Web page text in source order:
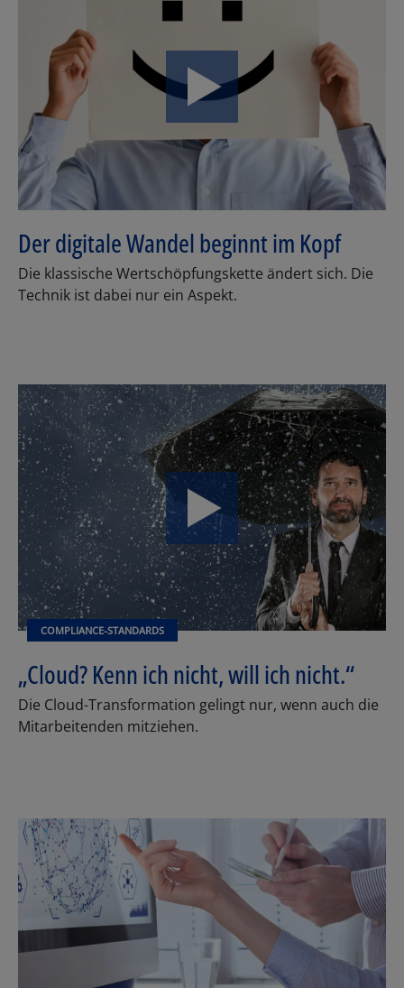
Der digitale Wandel beginnt im Kopf
Die klassische Wertschöpfungskette ändert sich. Die
Technik ist dabei nur ein Aspekt.
COMPLIANCE-STANDARDS
„Cloud? Kenn ich nicht, will ich nicht.“
Die Cloud-Transformation gelingt nur, wenn auch die
Mitarbeitenden mitziehen.
Los